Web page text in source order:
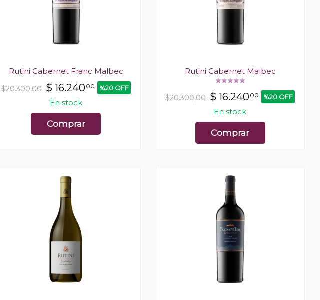
Rutini Cabernet Franc Malbec
$20.300,00 $ 16.24000 %20 OFF
En stock
Comprar
Rutini Cabernet Malbec
$20.300,00 $16.24000 %20 OFF
En stock
Comprar